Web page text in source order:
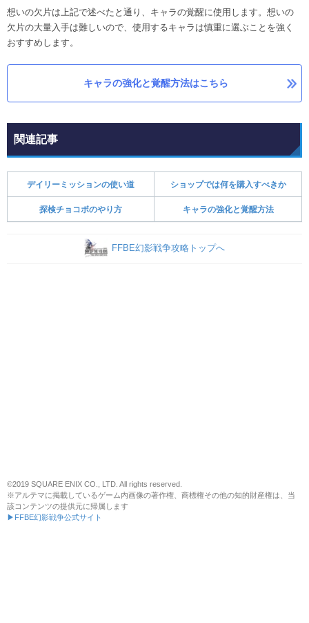
想いの欠片は上記で述べたと通り、キャラの覚醒に使用します。想いの
欠片の大量入手は難しいので、使用するキャラは慎重に選ぶことを強く
おすすめします。
キャラの強化と覚醒方法はこちら
関連記事
デイリーミッションの使い道 ショップでは何を購入すべきか
探検チョコボのやり方 キャラの強化と覚醒方法
FFBE幻影戦争攻略トップへ
©2019 SQUARE ENIX CO., LTD. All rights reserved.
※アルテマに掲載しているゲーム内画像の著作権、商標権その他の知的財産権は、当
該コンテンツの提供元に帰属します
▶FFBE幻影戦争公式サイト